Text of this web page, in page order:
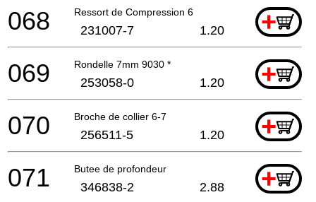
Ressort de Compression 6 +
068 231007-7 1.20
Rondelle 7mm 9030 * +
069 253058-0 1.20
Broche de collier 6-7 +
070 256511-5 1.20
Butee de profondeur +
071 346838-2 2.88